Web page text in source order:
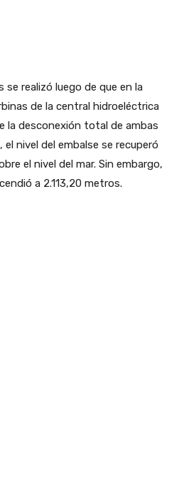
se realizó luego de que en la
de la central hidroeléctrica
la desconexión total de ambas
nivel del embalse se recuperó
el nivel del mar. Sin embargo,
a 2.113,20 metros.